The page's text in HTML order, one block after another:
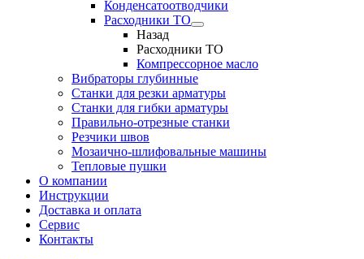
Конденсатоотводчики
Расходники ТО
Назад
Расходники ТО
Компрессорное масло
Вибраторы глубинные
Станки для резки арматуры
Станки для гибки арматуры
Правильно-отрезные станки
Резчики швов
Мозаично-шлифовальные машины
Тепловые пушки
О компании
Инструкции
Доставка и оплата
Сервис
Контакты